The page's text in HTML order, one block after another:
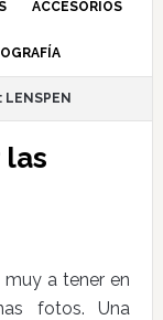
ACCESORIOS
LENSPEN
a tener en
fotos. Una